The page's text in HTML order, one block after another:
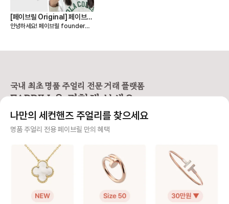
[페이브릴 Original] 페이브릴
크루들은 무슨 주얼리를 착용할
안녕하세요! 페이브릴 founder이
품 주얼리 전문 거래 플랫폼, 페이브
별한 서비스를 만들어가고 있는 페이
브릴 크루들은 무슨 주얼리를 착용하
은 과연 어떤 주얼리를 선택했을지,
평소 어떤 주얼리를 하고 다니는지
제가 소개해드릴게요! 리얼 모먼트의
있는 팀원들을 본의아니게 방해하고
"잠깐만"을 외쳐가며 사진을 찍어댄
부분에 대해서는 . . . . . . . . 무척 뿌
듯하게 생각합니다✌️ Ps. 위 친구들
은 페이브릴 합류 시점 주얼리에 크
국내 최초 명품 주얼리 전문 거래 플랫폼
FABRILL을 경험해 보세요.
사기 걱정 없는 안전 결제
니면 반환해 드려요.
주얼리 전문 이중 검수
주얼리 검수에 특화된 페이브릴 검수팀과 전문 감정사가 컨디션 및 정품 여부를 철저하고 꼼꼼하
게 확인해요.
나만의 세컨핸즈 주얼리를 찾으세요
명품 주얼리 전용 페이브릴 만의 혜택